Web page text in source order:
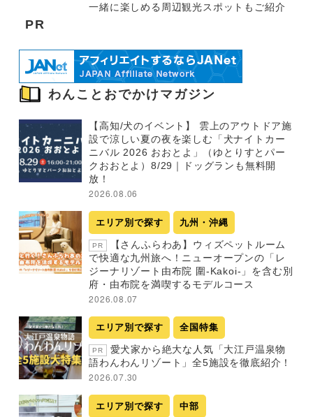
一緒に楽しめる周辺観光スポットもご紹介
PR
わんことおでかけマガジン
【高知/犬のイベント】 雲上のアウトドア施
設で涼しい夏の夜を楽しむ「犬ナイトカー
ニバル 2026 おおとよ」（ゆとりすとパー
クおおとよ）8/29｜ドッグランも無料開
放！
2026.08.06
エリア別で探す 九州・沖縄
PR
【さんふらわあ】ウィズペットルーム
で快適な九州旅へ！ニューオープンの「レ
ジーナリゾート由布院 圍-Kakoi-」を含む別
府・由布院を満喫するモデルコース
2026.08.07
エリア別で探す 全国特集
PR
愛犬家から絶大な人気「大江戸温泉物
語わんわんリゾート」全5施設を徹底紹介！
2026.07.30
エリア別で探す 中部